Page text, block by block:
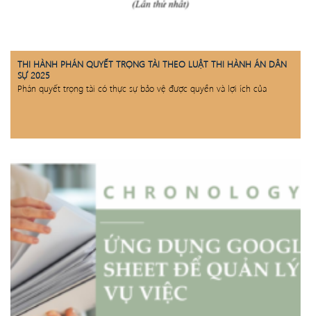
THI HÀNH PHÁN QUYẾT TRỌNG TÀI THEO LUẬT THI HÀNH ÁN DÂN
SỰ 2025
Phán quyết trọng tài có thực sự bảo vệ được quyền và lợi ích của